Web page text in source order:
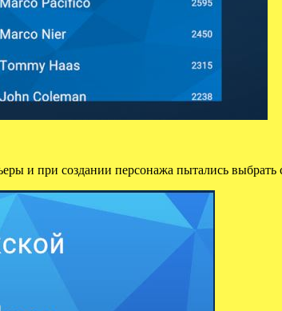
и при создании персонажа пытались